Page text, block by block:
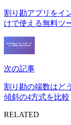
割り勘アプリをイ
けで使える無料ツ
次の記事
割り勘の端数はど
傾斜の4方式を比較
RELATED